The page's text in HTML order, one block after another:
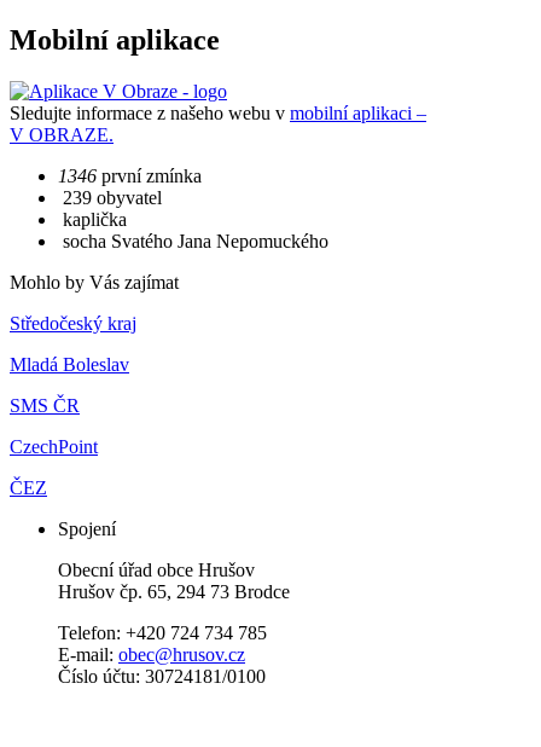
Mobilní aplikace
Sledujte informace z našeho webu v mobilní aplikaci –
V OBRAZE.
1346 první zmínka
239 obyvatel
kaplička
socha Svatého Jana Nepomuckého
Mohlo by Vás zajímat
Středočeský kraj
Mladá Boleslav
SMS ČR
CzechPoint
ČEZ
Spojení
Obecní úřad obce Hrušov
Hrušov čp. 65, 294 73 Brodce
Telefon: +420 724 734 785
E-mail: obec@hrusov.cz
Číslo účtu: 30724181/0100